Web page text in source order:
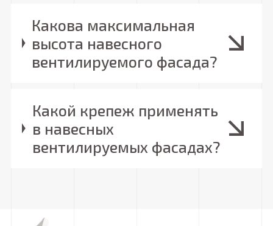
Какова максимальная
высота навесного
вентилируемого фасада?
Какой крепеж применять
в навесных
вентилируемых фасадах?